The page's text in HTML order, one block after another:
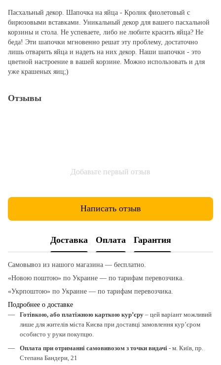
Пасхальный декор. Шапочка на яйца - Кролик фиолетовый с
бирюзовыми вставками. Уникальный декор для вашего пасхальной
корзины и стола. Не успеваете, либо не любите красить яйца? Не
беда! Эти шапочки мгновенно решат эту проблему, достаточно
лишь отварить яйца и надеть на них декор. Наши шапочки - это
цветной настроение в вашей корзине. Можно использовать и для
уже крашеных яиц;)
Отзывы
Добавьте первый отзыв
Написать отзыв
Доставка Оплата Гарантия
Самовывоз из нашого магазина — бесплатно.
«Новою поштою» по Украине — по тарифам перевозчика.
«Укрпоштою» по Украине — по тарифам перевозчика.
Подробнее о доставке
Готівкою, або платіжною карткою кур’єру – цей варіант можливий
лише для жителів міста Києва при доставці замовлення кур’єром
особисто у руки покупцю.
Оплата при отриманні самовивозом з точки видачі - м. Київ, пр.
Степана Бандери, 21